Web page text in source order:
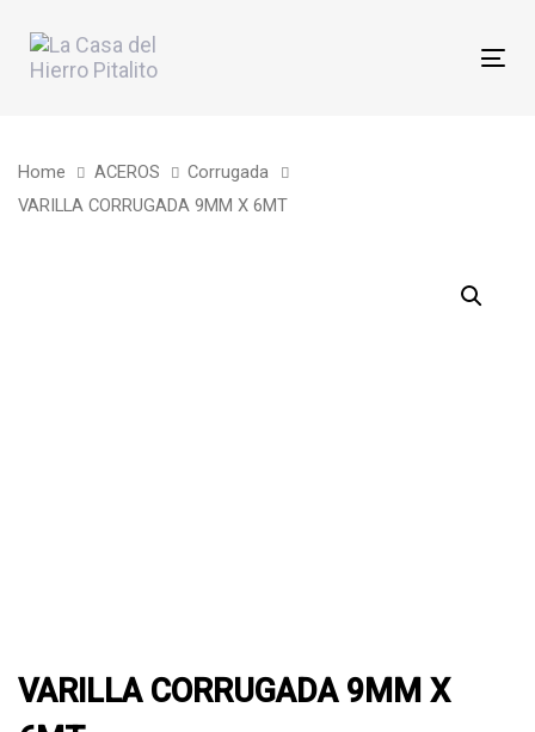
links
primary
content
Home ACEROS
Corrugada
VARILLA CORRUGADA 9MM X 6MT
VARILLA CORRUGADA 9MM X